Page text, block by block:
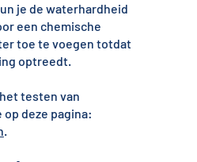
je de waterhardheid
een chemische
toe te voegen totdat
optreedt.
testen van
deze pagina:
.